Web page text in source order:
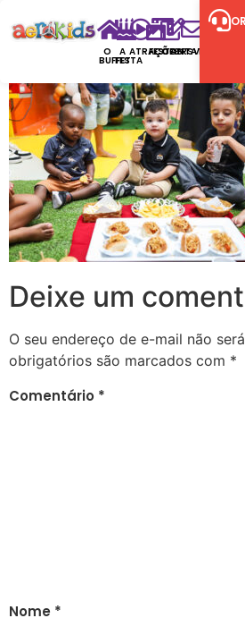
O
BUFFET
A
FESTA
ATRAÇÕES
FESTAS
CONTATO
RSVP
Deixe um
O seu endereço de e-mail não
obrigatórios são marcados com *
Comentário *
Nome *